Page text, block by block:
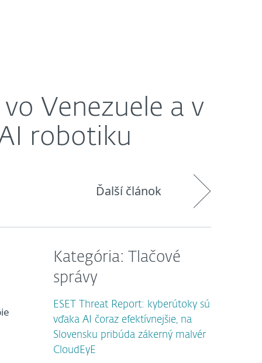
Venezuele a v
robotiku
Ďalší článok
Kategória: Tlačové
správy
ESET Threat Report: kyberútoky sú
vďaka AI čoraz efektívnejšie, na
Slovensku pribúda zákerný malvér
CloudEyE